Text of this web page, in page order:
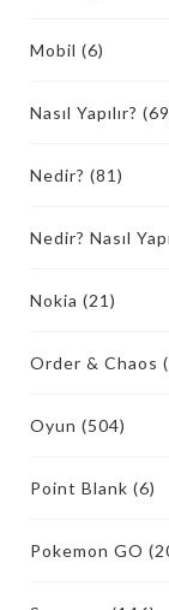
Mobil (6)
Nasıl Yapılır?
Nedir? (81)
Nedir? Nasıl
Nokia (21)
Order & Chaos
Oyun (504)
Point Blank (6)
Pokemon GO